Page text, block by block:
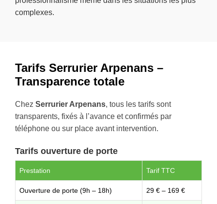
complexes.
Tarifs Serrurier Arpenans –
Transparence totale
Chez Serrurier Arpenans, tous les tarifs sont
transparents, fixés à l’avance et confirmés par
téléphone ou sur place avant intervention.
Tarifs ouverture de porte
Prestation Tarif TTC
Ouverture de porte (9h – 18h) 29 € – 169 €